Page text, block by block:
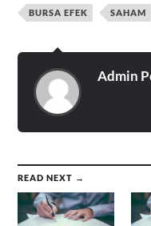
BURSA EFEK SAHAM
Admin
READ NEXT →